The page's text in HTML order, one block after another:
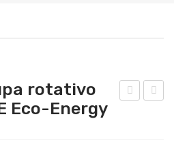
rotativo
Eco-Energy